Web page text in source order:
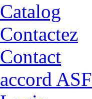
Catalog
Contactez
Contact
accord ASF